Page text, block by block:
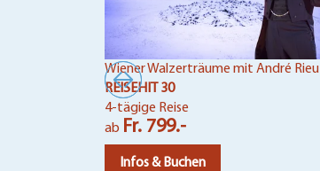
Wiener Walzerträume mit André Rieu
REISEHIT 30
4-tägige Reise
ab Fr. 799.-
Infos & Buchen